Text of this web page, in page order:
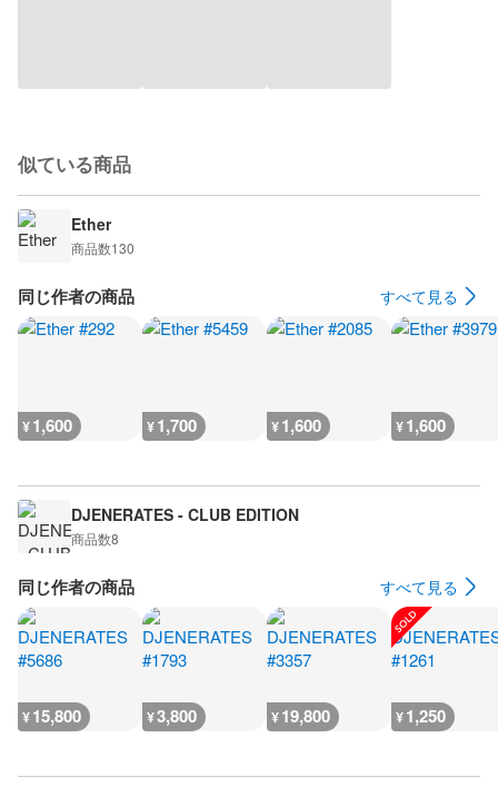
似ている商品
Ether
商品数130
同じ作者の商品 すべて見る
¥1,600 ¥1,700 ¥1,600 ¥1,600
DJENERATES - CLUB EDITION
商品数8
同じ作者の商品 すべて見る
¥15,800 ¥3,800 ¥19,800 ¥1,250